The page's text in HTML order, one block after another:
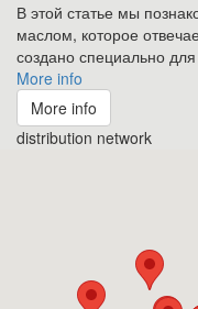
В этой статье мы
маслом, которое
создано специально
More info
More info
distribution network